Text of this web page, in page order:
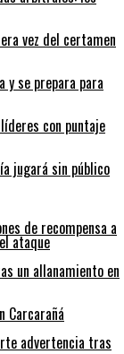
vez del certamen
y se prepara para
con puntaje
jugará sin público
de recompensa a
ataque
un allanamiento en
Carcarañá
advertencia tras